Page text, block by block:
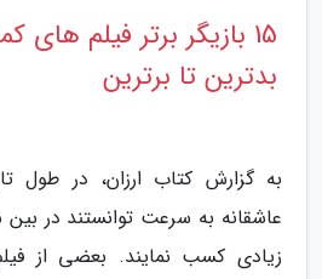
15 بازیگر برتر فیلم های
بدترین تا برترین
به گزارش کتاب ارزان، در طول
عاشقانه به سرعت توانستند در
زیادی کسب نمایند. بعضی از